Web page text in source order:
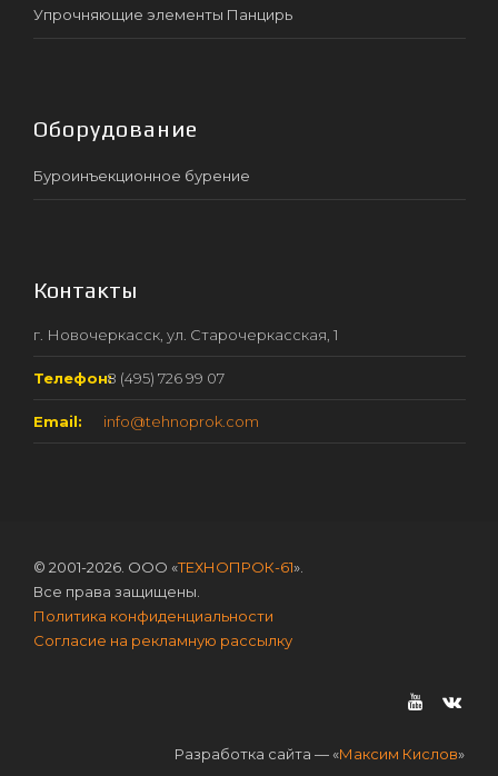
Упрочняющие элементы Панцирь
Оборудование
Буроинъекционное бурение
Контакты
г. Новочеркасск, ул. Старочеркасская, 1
Телефон:8 (495) 726 99 07
Email: info@tehnoprok.com
© 2001-2026. ООО «ТЕХНОПРОК-61».
Все права защищены.
Политика конфиденциальности
Согласие на рекламную рассылку
Разработка сайта — «Максим Кислов»